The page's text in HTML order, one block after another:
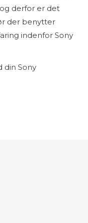
derfor er det
der benytter
indenfor Sony
din Sony